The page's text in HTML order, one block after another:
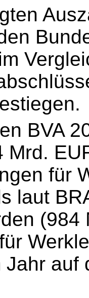
BVA
Mrd.
für
laut
(984
auf